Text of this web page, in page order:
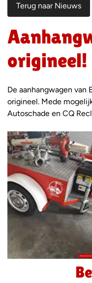
Terug naar Nieuws
origineel!
De aanhangwagen van
origineel. Mede
Autoschade en CQ
Foto
album
overslaan